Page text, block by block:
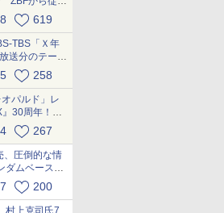
ム満点のキッ
619
TBS「Ｘ年
送分のテーマ
uWyt1uyuFm258
パルド」レ
30周年！イ
構まで再現し
267
、圧倒的な情
ダムベース撮
200
村上克司氏7